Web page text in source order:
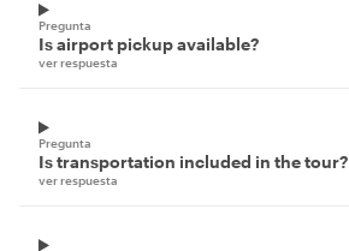
Pregunta
Is airport pickup available?
ver respuesta
Pregunta
Is transportation included in the tour?
ver respuesta